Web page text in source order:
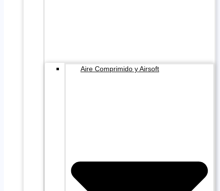
Aire Comprimido y Airsoft